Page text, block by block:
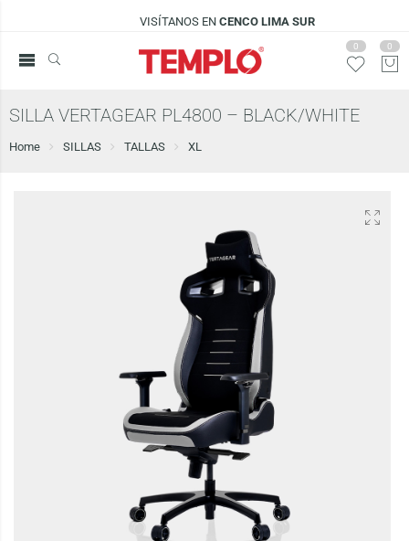
VISÍTANOS EN CENCO LIMA SUR
0 0
SILLA VERTAGEAR PL4800 – BLACK/WHITE
Home SILLAS TALLAS XL